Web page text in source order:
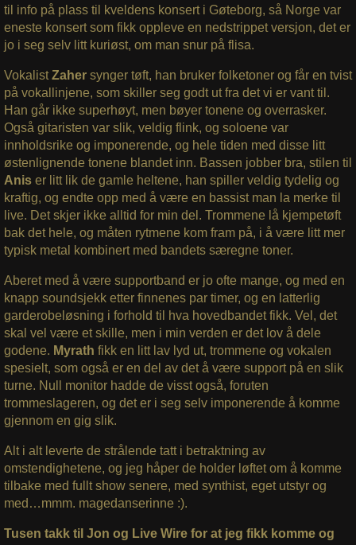
til info på plass til kveldens konsert i Gøteborg, så Norge var
eneste konsert som fikk oppleve en nedstrippet versjon, det er
jo i seg selv litt kuriøst, om man snur på flisa.
VokalistZaher synger tøft, han bruker folketoner og får en tvist
på vokallinjene, som skiller seg godt ut fra det vi er vant til.
Han går ikke superhøyt, men bøyer tonene og overrasker.
Også gitaristen var slik, veldig flink, og soloene var
innholdsrike og imponerende, og hele tiden med disse litt
østenlignende tonene blandet inn. Bassen jobber bra, stilen til
Anis er litt lik de gamle heltene, han spiller veldig tydelig og
kraftig, og endte opp med å være en bassist man la merke til
live. Det skjer ikke alltid for min del. Trommene lå kjempetøft
bak det hele, og måten rytmene kom fram på, i å være litt mer
typisk metal kombinert med bandets særegne toner.
Aberet med å være supportband er jo ofte mange, og med en
knapp soundsjekk etter finnenes par timer, og en latterlig
garderobeløsning i forhold til hva hovedbandet fikk. Vel, det
skal vel være et skille, men i min verden er det lov å dele
godene. Myrath fikk en litt lav lyd ut, trommene og vokalen
spesielt, som også er en del av det å være support på en slik
turne. Null monitor hadde de visst også, foruten
trommeslageren, og det er i seg selv imponerende å komme
gjennom en gig slik.
Alt i alt leverte de strålende tatt i betraktning av
omstendighetene, og jeg håper de holder løftet om å komme
tilbake med fullt show senere, med synthist, eget utstyr og
med…mmm. magedanserinne :).
Tusen takk til Jon og Live Wire for at jeg fikk komme og